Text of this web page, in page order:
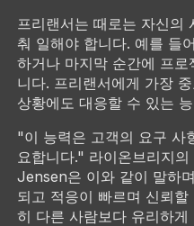
프리랜서는 때로는 자신의
춰 일해야 합니다. 예를 들
하거나 마지막 순간에 프
니다. 프리랜서에게 가장
상황에도 대응할 수 있는
"이 능력은 고객의 요구 사
요합니다." 라이온브리지
Jensen은 이와 같이 말하
되고 적응이 빠르며 신뢰
히 다른 사람보다 유리하게